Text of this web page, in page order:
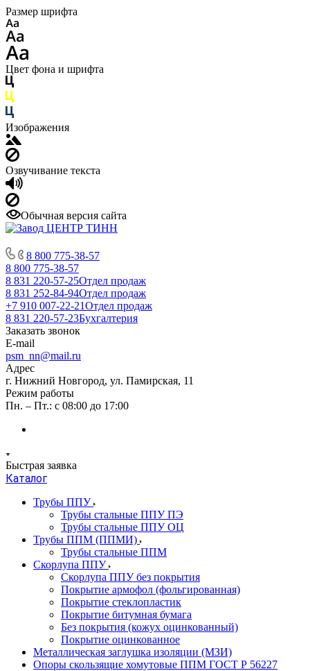
Размер шрифта
Цвет фона и шрифта
Изображения
Озвучивание текста
Обычная версия сайта
8 800 775-38-57
8 800 775-38-57
8 831 220-57-25Отдел продаж
8 831 252-84-94Отдел продаж
+7 910 007-22-21Отдел продаж
8 831 220-57-23Бухгалтерия
Заказать звонок
E-mail
psm_nn@mail.ru
Адрес
г. Нижний Новгород, ул. Памирская, 11
Режим работы
Пн. – Пт.: с 08:00 до 17:00
Быстрая заявка
Каталог
Трубы ППУ
Трубы стальные ППУ ПЭ
Трубы стальные ППУ ОЦ
Трубы ППМ (ППМИ)
Трубы стальные ППМ
Скорлупа ППУ
Скорлупа ППУ без покрытия
Покрытие армофол (фольгированная)
Покрытие стеклопластик
Покрытие битумная бумага
Без покрытия (кожух оцинкованный)
Покрытие оцинкованное
Металлическая заглушка изоляции (МЗИ)
Опоры скользящие хомутовые ППМ ГОСТ Р 56227